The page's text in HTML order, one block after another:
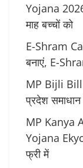
Yojana
माह बच्चों को
E-Shram
बनाएं, E-
MP Bijli
प्रदेश समाधान
MP Kanya
Yojana
फ्री में